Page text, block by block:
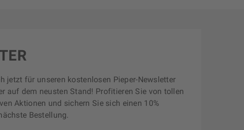
jetzt für unseren kostenlosen Pieper-Newsletter
auf dem neusten Stand! Profitieren Sie von tollen
Aktionen und sichern Sie sich einen 10%
Bestellung.